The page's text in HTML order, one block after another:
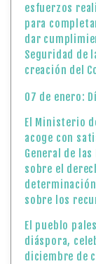
esfuerzos
para
dar
Seguridad de
creación del
07 de enero:
El Ministerio
acoge con
General de
sobre el
sobre los
El pueblo
diáspora,
diciembre de